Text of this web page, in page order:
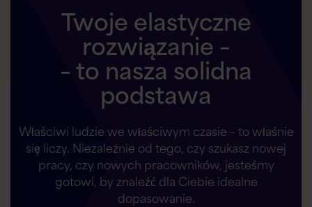
Twoje elastyczne
rozwiązanie –
– to nasza solidna
podstawa
Właściwi ludzie we właściwym czasie – to właśnie
się liczy. Niezależnie od tego, czy szukasz nowej
pracy, czy nowych pracowników, jesteśmy
gotowi, by znaleźć dla Ciebie idealne
dopasowanie.